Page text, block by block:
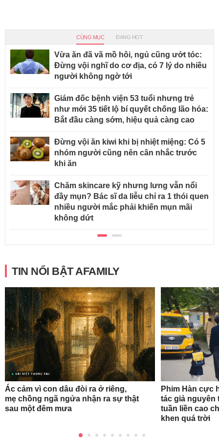
CÙNG MỤC ĐANG HOT
Vừa ăn đã vã mồ hôi, ngủ cũng ướt tóc:
Đừng vội nghĩ do cơ địa, có 7 lý do nhiều
người không ngờ tới
Giám đốc bệnh viện 53 tuổi nhưng trẻ
như mới 35 tiết lộ bí quyết chống lão hóa:
Bắt đầu càng sớm, hiệu quả càng cao
Đừng vội ăn kiwi khi bị nhiệt miệng: Có 5
nhóm người cũng nên cân nhắc trước
khi ăn
Chăm skincare kỹ nhưng lưng vẫn nổi
đầy mụn? Bác sĩ da liễu chỉ ra 1 thói quen
nhiều người mắc phải khiến mụn mãi
không dứt
TIN NỔI BẬT AFAMILY
Ác cảm vì con dâu đòi ra ở riêng,
mẹ chồng ngã ngửa nhận ra sự thật
sau một đêm mưa
Phim Hàn cực
tác giả nguyên
tuần liền cao